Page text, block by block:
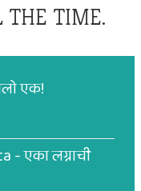
THE TIME.
एक!
एका लग्नाची